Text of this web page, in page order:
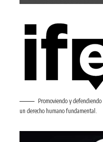
Promoviendo y
un derecho humano fundamental.